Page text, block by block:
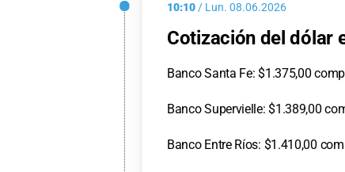
10:10/ Lun. 08.06.2026
Cotización del dólar
Banco Santa Fe: $1.375,00
Banco Supervielle: $1.389,00
Banco Entre Ríos: $1.410,00